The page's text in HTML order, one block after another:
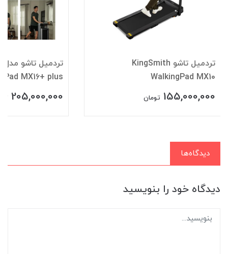
تردمیل تاشو KingSmith
WalkingPad MX10
155,000,000 تومان
MX16+ plus
205,000,000
دیدگاه‌ها
دیدگاه خود را بنویسید